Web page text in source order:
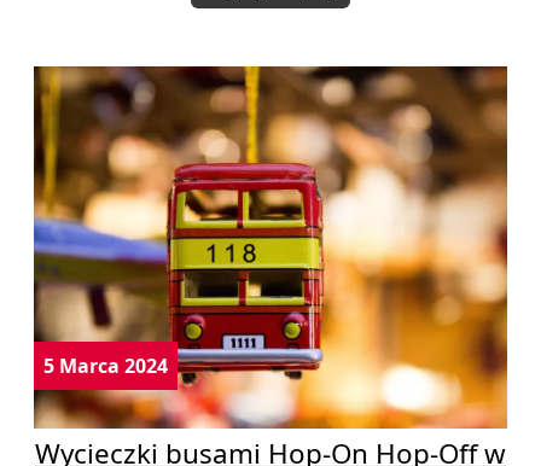
5 Marca 2024
Wycieczki busami Hop-On Hop-Off w